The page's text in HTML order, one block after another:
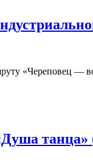
«Череповец —
«Душа